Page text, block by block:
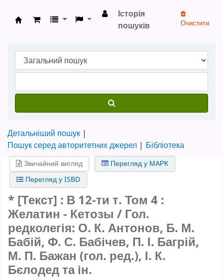
Бібліотека НТШ › Електронний каталог
Історія
пошуків
Очистити
Детальніший пошук
Пошук серед авторитетних джерел
Бібліотека
Звичайний вигляд
Перегляд у МАРК
Перегляд у ISBD
* [Текст] : В 12-ти т.Том 4:
Желатин - Кетозы / Гол.
редколегія: О. К. Антонов, Б. М.
Бабій, Ф. С. Бабічев, П. І. Багрій,
М. П. Бажан (гол. ред.), І. К.
Бєлодед та ін.